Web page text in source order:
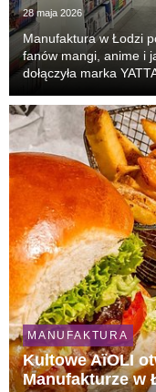
28 maja 2026
Manufaktura w Łodzi
fanów mangi, anime i
dołączyła marka
odsłona obecności
MANUFAKTURA
Kultowe AïOLI
Manufakturze w